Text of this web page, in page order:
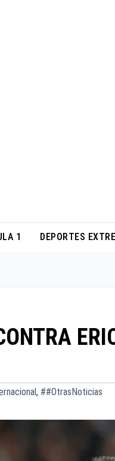
1 DEPORTES
, ##OtrasNoticias